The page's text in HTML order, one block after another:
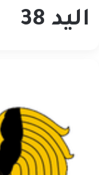
اليد 38